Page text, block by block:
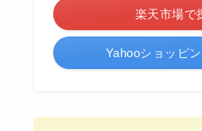
楽天市場で
Yahooショッピ